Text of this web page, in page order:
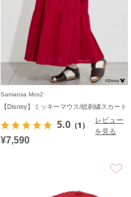
Samansa Mos2
【Disney】ミッキーマウス/総刺繍スカート
5.0 （1）
レビュー
を見る
¥7,590